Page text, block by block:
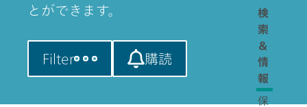
検
索
＆
情
報
保
とができます。
Filter 購読